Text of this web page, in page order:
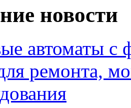
новости
автоматы с
ремонта,